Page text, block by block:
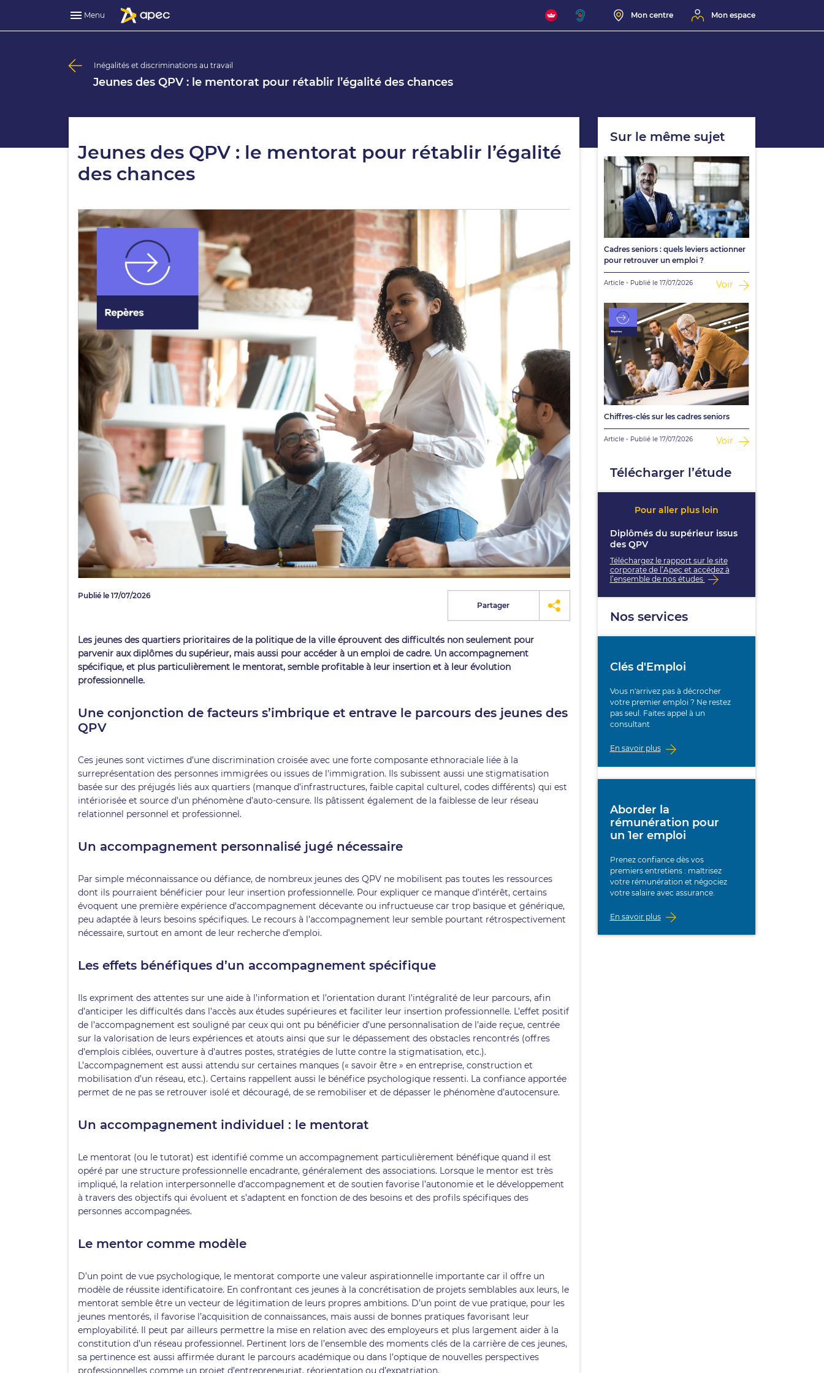
Menu Mon centre Mon espace
Inégalités et discriminations au travail
Jeunes des QPV : le mentorat pour rétablir l’égalité des chances
Jeunes des QPV : le mentorat pour rétablir l’égalité
des chances
Publié le 17/07/2026
Partager
Les jeunes des quartiers prioritaires de la politique de la ville éprouvent des difficultés non seulement pour
parvenir aux diplômes du supérieur, mais aussi pour accéder à un emploi de cadre. Un accompagnement
spécifique, et plus particulièrement le mentorat, semble profitable à leur insertion et à leur évolution
professionnelle.
Une conjonction de facteurs s’imbrique et entrave le parcours des jeunes des
QPV
Ces jeunes sont victimes d’une discrimination croisée avec une forte composante ethnoraciale liée à la
surreprésentation des personnes immigrées ou issues de l'immigration. Ils subissent aussi une stigmatisation
basée sur des préjugés liés aux quartiers (manque d’infrastructures, faible capital culturel, codes différents) qui est
intériorisée et source d’un phénomène d’auto-censure. Ils pâtissent également de la faiblesse de leur réseau
relationnel personnel et professionnel.
Un accompagnement personnalisé jugé nécessaire
Par simple méconnaissance ou défiance, de nombreux jeunes des QPV ne mobilisent pas toutes les ressources
dont ils pourraient bénéficier pour leur insertion professionnelle. Pour expliquer ce manque d’intérêt, certains
évoquent une première expérience d’accompagnement décevante ou infructueuse car trop basique et générique,
peu adaptée à leurs besoins spécifiques. Le recours à l’accompagnement leur semble pourtant rétrospectivement
nécessaire, surtout en amont de leur recherche d’emploi.
Les effets bénéfiques d’un accompagnement spécifique
Ils expriment des attentes sur une aide à l’information et l’orientation durant l’intégralité de leur parcours, afin
d’anticiper les difficultés dans l’accès aux études supérieures et faciliter leur insertion professionnelle. L’effet positif
de l’accompagnement est souligné par ceux qui ont pu bénéficier d’une personnalisation de l’aide reçue, centrée
sur la valorisation de leurs expériences et atouts ainsi que sur le dépassement des obstacles rencontrés (offres
d’emplois ciblées, ouverture à d’autres postes, stratégies de lutte contre la stigmatisation, etc.).
L’accompagnement est aussi attendu sur certaines manques (« savoir être » en entreprise, construction et
mobilisation d’un réseau, etc.). Certains rappellent aussi le bénéfice psychologique ressenti. La confiance apportée
permet de ne pas se retrouver isolé et découragé, de se remobiliser et de dépasser le phénomène d’autocensure.
Un accompagnement individuel : le mentorat
Le mentorat (ou le tutorat) est identifié comme un accompagnement particulièrement bénéfique quand il est
opéré par une structure professionnelle encadrante, généralement des associations. Lorsque le mentor est très
impliqué, la relation interpersonnelle d’accompagnement et de soutien favorise l’autonomie et le développement
à travers des objectifs qui évoluent et s’adaptent en fonction de des besoins et des profils spécifiques des
personnes accompagnées.
Le mentor comme modèle
D’un point de vue psychologique, le mentorat comporte une valeur aspirationnelle importante car il offre un
modèle de réussite identificatoire. En confrontant ces jeunes à la concrétisation de projets semblables aux leurs, le
mentorat semble être un vecteur de légitimation de leurs propres ambitions. D’un point de vue pratique, pour les
jeunes mentorés, il favorise l’acquisition de connaissances, mais aussi de bonnes pratiques favorisant leur
employabilité. Il peut par ailleurs permettre la mise en relation avec des employeurs et plus largement aider à la
constitution d’un réseau professionnel. Pertinent lors de l’ensemble des moments clés de la carrière de ces jeunes,
sa pertinence est aussi affirmée durant le parcours académique ou dans l’optique de nouvelles perspectives
professionnelles comme un projet d’entrepreneuriat, réorientation ou d’expatriation.
Sur le même sujet
Cadres seniors : quels leviers actionner
pour retrouver un emploi ?
Article - Publié le 17/07/2026 Voir
Chiffres-clés sur les cadres seniors
Article - Publié le 17/07/2026 Voir
Télécharger l’étude
Pour aller plus loin
Diplômés du supérieur issus
des QPV
Téléchargez le rapport sur le site
corporate de l’Apec et accédez à
l’ensemble de nos études
Nos services
Clés d'Emploi
Vous n'arrivez pas à décrocher
votre premier emploi ? Ne restez
pas seul. Faites appel à un
consultant
En savoir plus
Aborder la
rémunération pour
un 1er emploi
Prenez confiance dès vos
premiers entretiens : maîtrisez
votre rémunération et négociez
votre salaire avec assurance.
En savoir plus